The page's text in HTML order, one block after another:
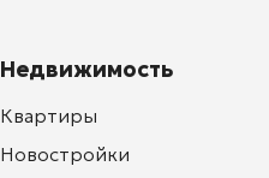
Недвижимость
Квартиры
Новостройки